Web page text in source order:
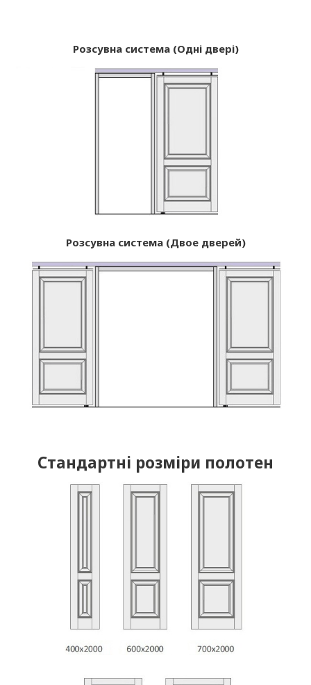
Розсувна система (Одні двері)
Розсувна система (Двое дверей)
Стандартні розміри полотен